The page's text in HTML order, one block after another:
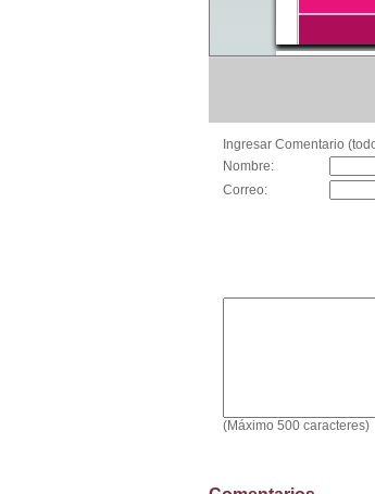
Ingresar Comentario
Nombre:
Correo:
(Máximo 500 caracteres)